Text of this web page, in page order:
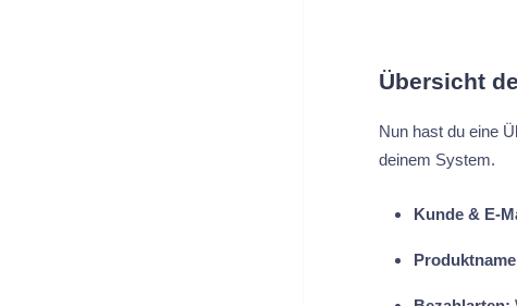
Übersicht
Nun hast du eine
deinem System.
Kunde & E-